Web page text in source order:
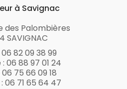
à Savignac
des Palombières
SAVIGNAC
06 82 09 38 99
06 88 97 01 24
06 75 66 09 18
06 71 65 64 47